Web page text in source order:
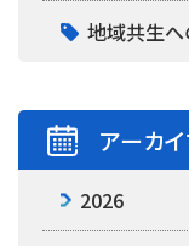
地域共生
アーカ
2026